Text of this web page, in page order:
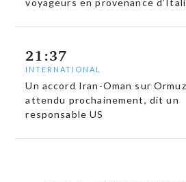
21:37
INTERNATIONAL
Un accord Iran-Oman sur Ormuz
attendu prochainement, dit un
responsable US